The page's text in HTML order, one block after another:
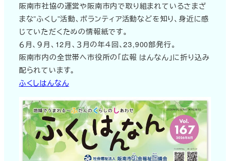
阪南市社協の運営や阪南市内で取り組まれているさまざ
まな”ふくし”活動、ボランティア活動などを知り、身近に感
じていただくための情報紙です。
６月、９月、12月、３月の年４回、23,900部発行。
阪南市内の全世帯へ市役所の「広報 はんなん」に折り込み
配られています。
ふくしはんなん